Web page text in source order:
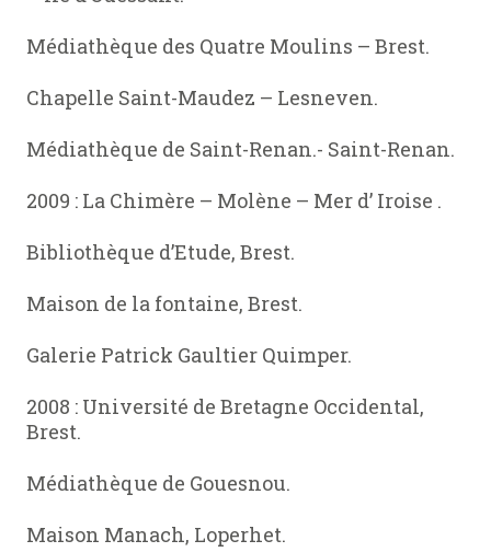
Médiathèque des Quatre Moulins – Brest.
Chapelle Saint-Maudez – Lesneven.
Médiathèque de Saint-Renan.- Saint-Renan.
2009 : La Chimère – Molène – Mer d’ Iroise .
Bibliothèque d’Etude, Brest.
Maison de la fontaine, Brest.
Galerie Patrick Gaultier Quimper.
2008 : Université de Bretagne Occidental,
Brest.
Médiathèque de Gouesnou.
Maison Manach, Loperhet.